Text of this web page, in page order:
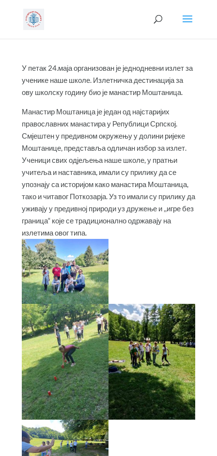
У петак 24.маја организован је једнодневни излет за
ученике наше школе. Излетничка дестинација за
ову школску годину био је манастир Моштаница.
Манастир Моштаница је један од најстаријих
православних манастира у Републици Српској.
Смјештен у предивном окружењу у долини ријеке
Моштанице, представља одличан избор за излет.
Ученици свих одјељења наше школе, у пратњи
учитеља и наставника, имали су прилику да се
упознају са историјом како манастира Моштаница,
тако и читавог Поткозарја. Уз то имали су прилику да
уживају у предивној природи уз дружење и ,,игре без
граница“ које се традиционално одржавају на
излетима овог типа.